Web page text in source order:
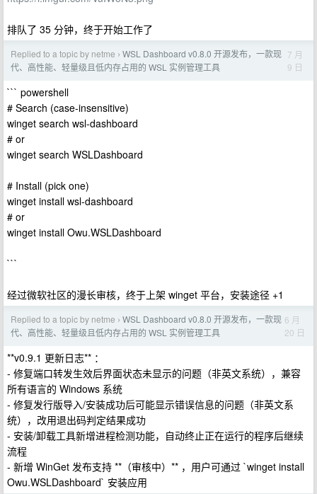
排队了 35 分钟，终于开始工作了
Replied to a topic by netme › WSL Dashboard v0.8.0 开源发布，一款现
代、高性能、轻量级且低内存占用的 WSL 实例管理工具
7 月
9 日
``` powershell
# Search (case-insensitive)
winget search wsl-dashboard
# or
winget search WSLDashboard
# Install (pick one)
winget install wsl-dashboard
# or
winget install Owu.WSLDashboard
```
经过微软社区的漫长审核，终于上架 winget 平台，安装途径 +1
Replied to a topic by netme › WSL Dashboard v0.8.0 开源发布，一款现
代、高性能、轻量级且低内存占用的 WSL 实例管理工具
6 月
20 日
**v0.9.1 更新日志** ：
- 修复端口转发生效后界面状态未显示的问题（非英文系统），兼容
所有语言的 Windows 系统
- 修复发行版导入/安装成功后可能显示错误信息的问题（非英文系
统），改用退出码判定结果成功
- 安装/卸载工具新增进程检测功能，自动终止正在运行的程序后继续
流程
- 新增 WinGet 发布支持 **（审核中）** ，用户可通过 `winget install
Owu.WSLDashboard` 安装应用